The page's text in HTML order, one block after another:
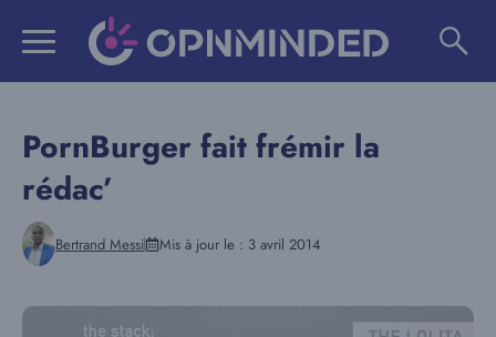
PornBurger fait frémir la
rédac’
Bertrand Messi Mis à jour le : 3 avril 2014